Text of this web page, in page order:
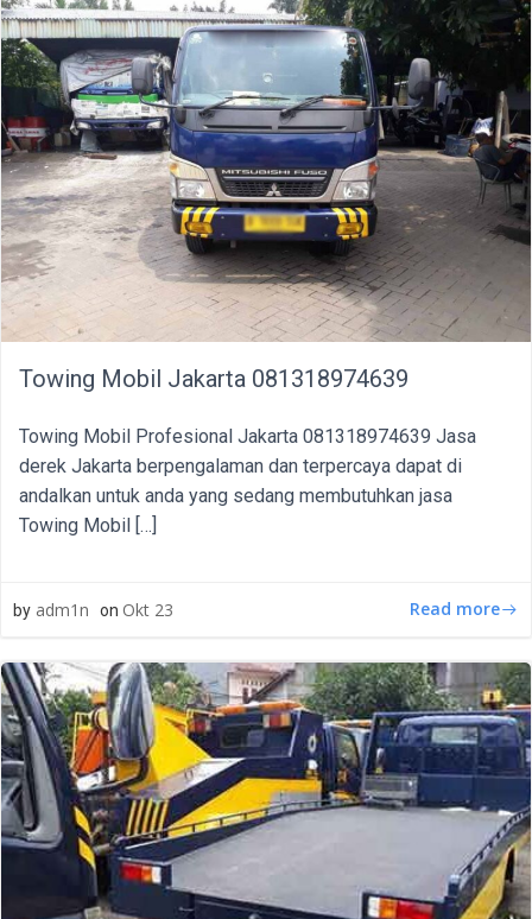
Towing Mobil Jakarta 081318974639
Towing Mobil Profesional Jakarta 081318974639 Jasa
derek Jakarta berpengalaman dan terpercaya dapat di
andalkan untuk anda yang sedang membutuhkan jasa
Towing Mobil […]
by adm1n on Okt 23 Read more